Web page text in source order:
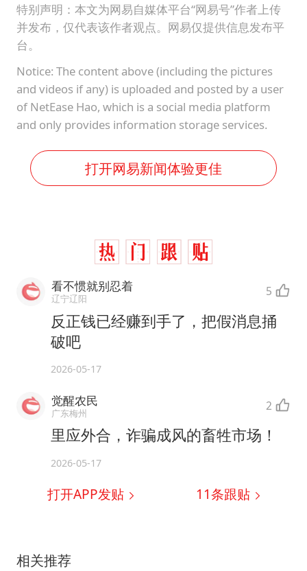
特别声明：本文为网易自媒体平台“网易号”作者上传
并发布，仅代表该作者观点。网易仅提供信息发布平
台。
Notice: The content above (including the pictures
and videos if any) is uploaded and posted by a user
of NetEase Hao, which is a social media platform
and only provides information storage services.
打开网易新闻体验更佳
看不惯就别忍着
辽宁辽阳 5
反正钱已经赚到手了，把假消息捅
破吧
2026-05-17
觉醒农民
广东梅州 2
里应外合，诈骗成风的畜牲市场！
2026-05-17
打开APP发贴 11条跟贴
相关推荐